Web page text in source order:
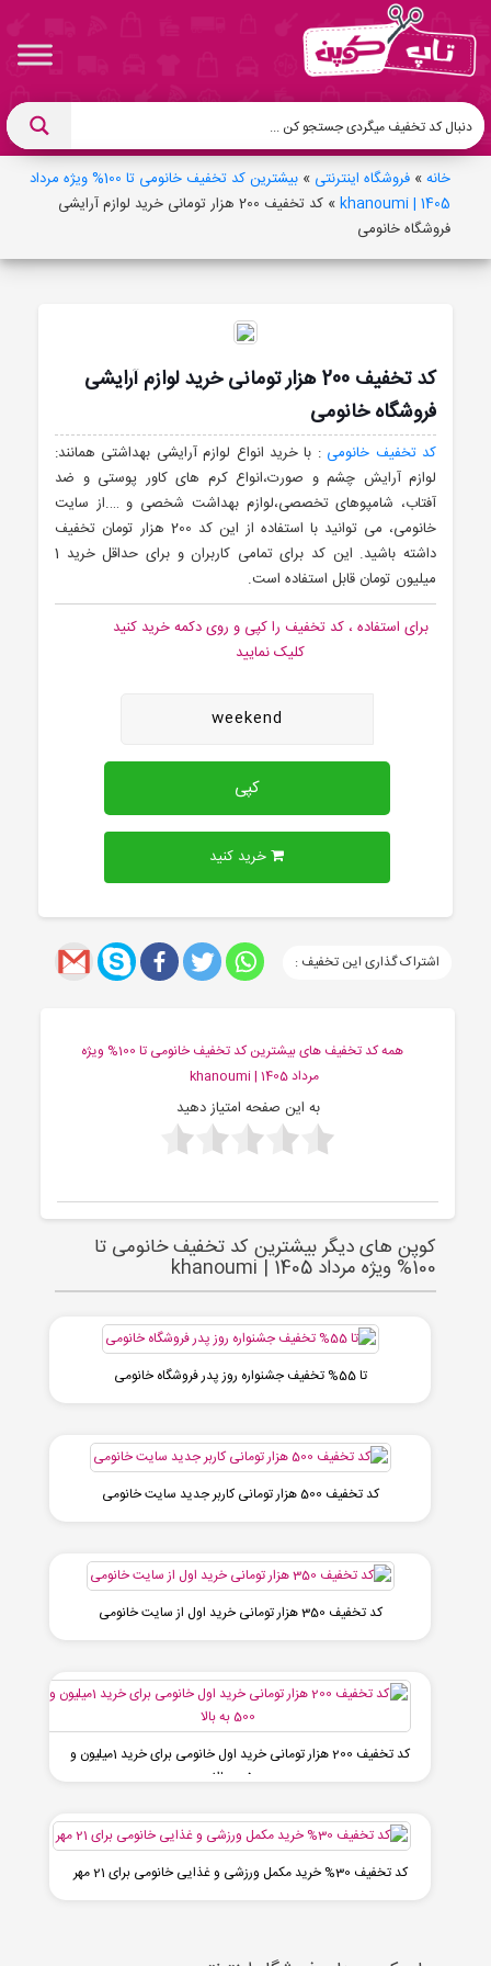
خانه» فروشگاه اینترنتی »
بیشترین کد تخفیف خانومی تا 100% ویژه مرداد
1405 | khanoumi
»
کد تخفیف 200 هزار تومانی خرید لوازم آرایشی
فروشگاه خانومی
کد تخفیف 200 هزار تومانی خرید لوازم آرایشی
فروشگاه خانومی
کد تخفیف خانومی : با خرید انواع لوازم آرایشی بهداشتی همانند:
لوازم آرایش چشم و صورت،انواع کرم های کاور پوستی و ضد
آفتاب، شامپوهای تخصصی،لوازم بهداشت شخصی و ….از سایت
خانومی، می توانید با استفاده از این کد 200 هزار تومان تخفیف
داشته باشید. این کد برای تمامی کاربران و برای حداقل خرید 1
میلیون تومان قابل استفاده است.
برای استفاده ، کد تخفیف را کپی و روی دکمه خرید کنید
کلیک نمایید
weekend
کپی
خرید کنید
اشتراک گذاری این تخفیف :
همه کد تخفیف های بیشترین کد تخفیف خانومی تا 100% ویژه
مرداد 1405 | khanoumi
به این صفحه امتیاز دهید
کوپن های دیگر بیشترین کد تخفیف خانومی تا
100% ویژه مرداد 1405 | khanoumi
تا 55% تخفیف جشنواره روز پدر فروشگاه خانومی
کد تخفیف 500 هزار تومانی کاربر جدید سایت خانومی
کد تخفیف 350 هزار تومانی خرید اول از سایت خانومی
کد تخفیف 200 هزار تومانی خرید اول خانومی برای خرید 1میلیون و
500 به بالا
کد تخفیف 30% خرید مکمل ورزشی و غذایی خانومی برای 21 مهر